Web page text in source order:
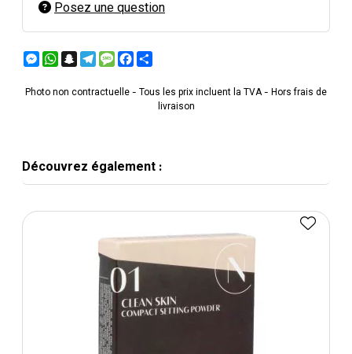
Posez une question
Messenger
WhatsApp
Snapchat
Telegram
MessageFacebook
Photo non contractuelle - Tous les prix incluent la TVA - Hors frais de
livraison
Découvrez également :